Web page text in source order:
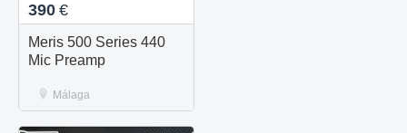
390 €
Meris 500 Series 440
Mic Preamp
Málaga